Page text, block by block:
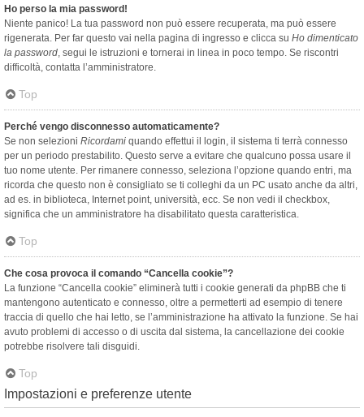
Ho perso la mia password!
Niente panico! La tua password non può essere recuperata, ma può essere
rigenerata. Per far questo vai nella pagina di ingresso e clicca su Ho dimenticato
la password, segui le istruzioni e tornerai in linea in poco tempo. Se riscontri
difficoltà, contatta l’amministratore.
Top
Perché vengo disconnesso automaticamente?
Se non selezioni Ricordami quando effettui il login, il sistema ti terrà connesso
per un periodo prestabilito. Questo serve a evitare che qualcuno possa usare il
tuo nome utente. Per rimanere connesso, seleziona l’opzione quando entri, ma
ricorda che questo non è consigliato se ti colleghi da un PC usato anche da altri,
ad es. in biblioteca, Internet point, università, ecc. Se non vedi il checkbox,
significa che un amministratore ha disabilitato questa caratteristica.
Top
Che cosa provoca il comando “Cancella cookie”?
La funzione “Cancella cookie” eliminerà tutti i cookie generati da phpBB che ti
mantengono autenticato e connesso, oltre a permetterti ad esempio di tenere
traccia di quello che hai letto, se l’amministrazione ha attivato la funzione. Se hai
avuto problemi di accesso o di uscita dal sistema, la cancellazione dei cookie
potrebbe risolvere tali disguidi.
Top
Impostazioni e preferenze utente